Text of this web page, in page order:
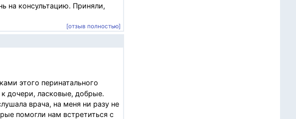
на консультацию. Приняли,
[отзыв полностью]
этого перинатального
дочери, ласковые, добрые.
врача, на меня ни разу не
помогли нам встретиться с